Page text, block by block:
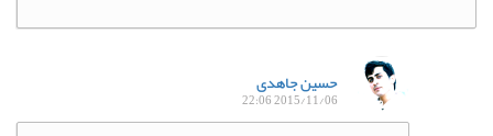
حسین جاهدی
2015/11/06 22:06